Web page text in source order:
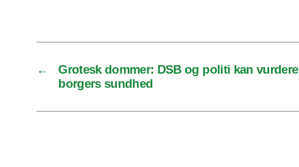
←
Grotesk dommer: DSB og politi kan vurdere
borgers sundhed